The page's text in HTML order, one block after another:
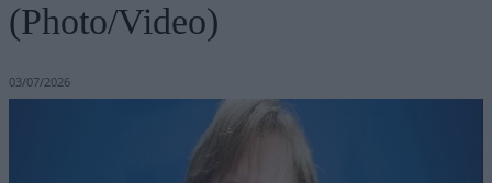
(Photo/Video)
03/07/2026